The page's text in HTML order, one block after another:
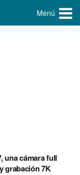
Menú
una cámara full
grabación 7K